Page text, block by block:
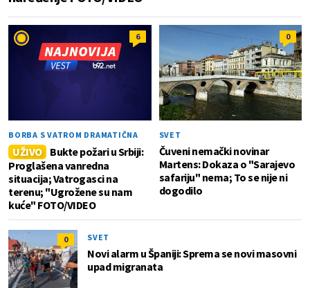
6
BORBA S VATROM DRAMATIČNA
UŽIVO
Bukte požari u Srbiji:
Proglašena vanredna
situacija; Vatrogasci na
terenu; "Ugrožene su nam
kuće" FOTO/VIDEO
0
SVET
Čuveni nemački novinar
Martens: Dokaza o "Sarajevo
safariju" nema; To se nije ni
dogodilo
0 SVET
Novi alarm u Španiji: Sprema se novi masovni
upad migranata